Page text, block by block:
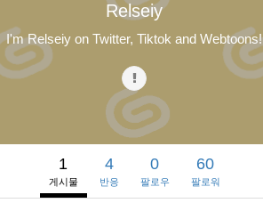
Relseiy
I'm Relseiy on Twitter, Tiktok and Webtoons!
1
게시물
4
반응
0
팔로우
60
팔로워